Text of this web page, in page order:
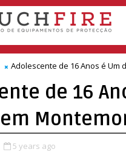
Adolescente de 16 Anos é Um
de 16
5 years ago